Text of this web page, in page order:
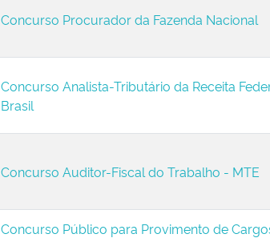
Concurso Procurador da Fazenda Nacional
Concurso Analista-Tributário da Receita
Brasil
Concurso Auditor-Fiscal do Trabalho - MTE
Concurso Público para Provimento de